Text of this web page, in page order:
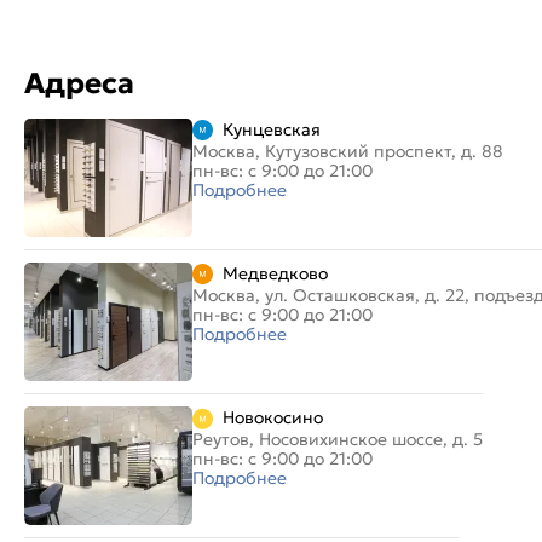
Адреса
Кунцевская
Москва, Кутузовский проспект, д. 88
пн-вс: с 9:00 до 21:00
Подробнее
Медведково
Москва, ул. Осташковская, д. 22,
пн-вс: с 9:00 до 21:00
Подробнее
Новокосино
Реутов, Носовихинское шоссе, д. 5
пн-вс: с 9:00 до 21:00
Подробнее